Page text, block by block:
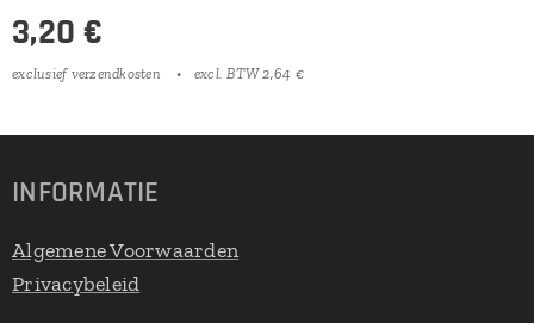
3,20 €
exclusief verzendkosten excl. BTW 2,64 €
INFORMATIE
Algemene Voorwaarden
Privacybeleid